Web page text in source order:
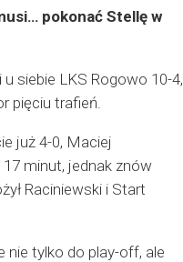
pokonać Stellę w
siebie LKS Rogowo 10-4,
pięciu trafień.
już 4-0, Maciej
minut, jednak znów
Raciniewski i Start
nie tylko do play-off, ale